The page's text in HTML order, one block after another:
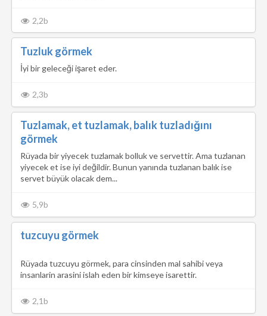
2,2b
Tuzluk görmek
İyi bir geleceği işaret eder.
2,3b
Tuzlamak, et tuzlamak, balık tuzladığını
görmek
Rüyada bir yiyecek tuzlamak bolluk ve servettir. Ama tuzlanan
yiyecek et ise iyi değildir. Bunun yanında tuzlanan balık ise
servet büyük olacak dem...
5,9b
tuzcuyu görmek
Rüyada tuzcuyu görmek, para cinsinden mal sahibi veya
insanlarin arasini islah eden bir kimseye isarettir.
2,1b